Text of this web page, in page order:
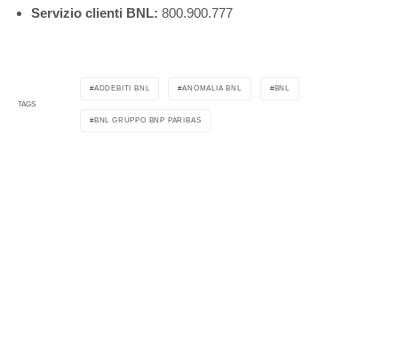
Servizio clienti BNL: 800.900.777
TAGS
ADDEBITI BNL ANOMALIA BNL BNL
BNL GRUPPO BNP PARIBAS